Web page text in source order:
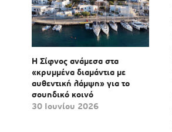
Η Σίφνος ανάμεσα στα
«κρυμμένα διαμάντια με
αυθεντική λάμψη» για το
σουηδικό κοινό​​​​​​​​​​​​​​​
30 Ιουνίου 2026